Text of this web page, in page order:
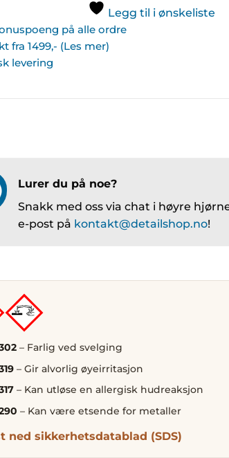
Legg til i ønskeliste
på alle ordre
fra 1499,- (Les mer)
levering
Lurer du på noe?
Snakk med oss via chat i høyre
e-post på kontakt@detailshop.no!
– Farlig ved svelging
– Gir alvorlig øyeirritasjon
– Kan utløse en allergisk hudreaksjon
– Kan være etsende for metaller
ned sikkerhetsdatablad (SDS)